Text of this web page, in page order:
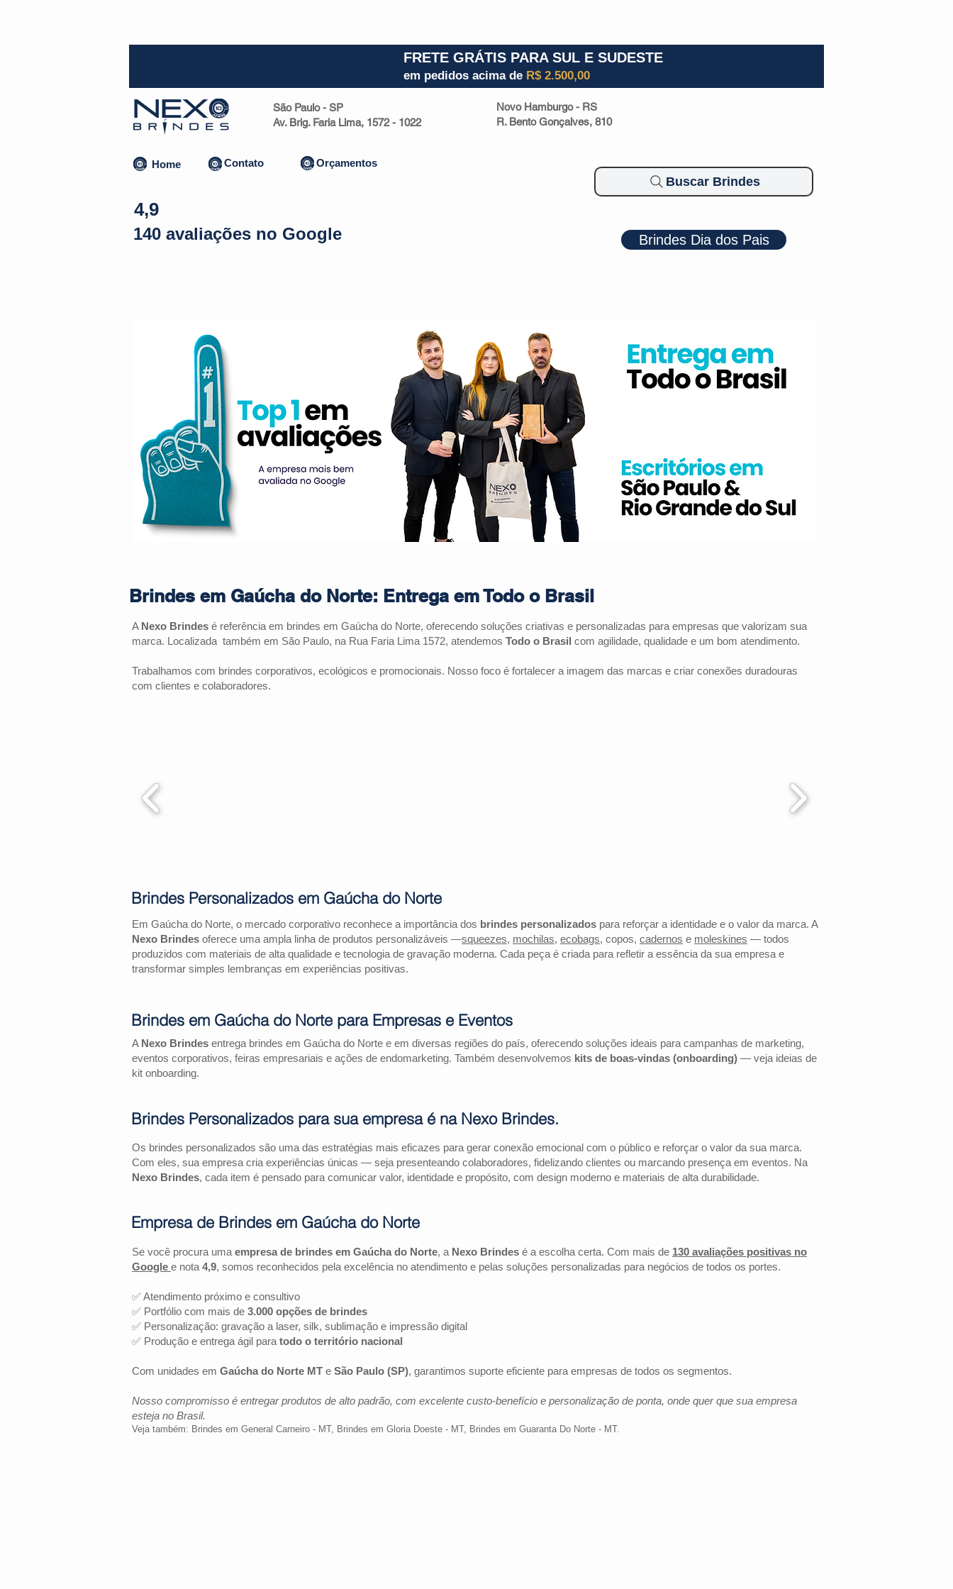
FRETE GRÁTIS PARA SUL E SUDESTE
em pedidos acima de R$ 2.500,00
São Paulo - SP
Av. Brig. Faria Lima, 1572 - 1022
Novo Hamburgo - RS
R. Bento Gonçalves, 810
Home Contato Orçamentos
4,9
140 avaliações no Google
Buscar Brindes
Brindes Dia dos Pais
Brindes em Gaúcha do Norte: Entrega em Todo o Brasil
A Nexo Brindes é referência em brindes em Gaúcha do Norte, oferecendo soluções criativas e personalizadas para empresas que valorizam sua
marca. Localizada também em São Paulo, na Rua Faria Lima 1572, atendemos Todo o Brasil com agilidade, qualidade e um bom atendimento.
Trabalhamos com brindes corporativos, ecológicos e promocionais. Nosso foco é fortalecer a imagem das marcas e criar conexões duradouras
com clientes e colaboradores.
Em Gaúcha do Norte, o mercado corporativo reconhece a importância dos brindes personalizados para reforçar a identidade e o valor da marca. A
Nexo Brindes oferece uma ampla linha de produtos personalizáveis —squeezes, mochilas, ecobags, copos, cadernos e moleskines — todos
produzidos com materiais de alta qualidade e tecnologia de gravação moderna. Cada peça é criada para refletir a essência da sua empresa e
transformar simples lembranças em experiências positivas.
A Nexo Brindes entrega brindes em Gaúcha do Norte e em diversas regiões do país, oferecendo soluções ideais para campanhas de marketing,
eventos corporativos, feiras empresariais e ações de endomarketing. Também desenvolvemos kits de boas-vindas (onboarding) — veja ideias de
kit onboarding.
Os brindes personalizados são uma das estratégias mais eficazes para gerar conexão emocional com o público e reforçar o valor da sua marca.
Com eles, sua empresa cria experiências únicas — seja presenteando colaboradores, fidelizando clientes ou marcando presença em eventos. Na
Nexo Brindes, cada item é pensado para comunicar valor, identidade e propósito, com design moderno e materiais de alta durabilidade.
Se você procura uma empresa de brindes em Gaúcha do Norte, a Nexo Brindes é a escolha certa. Com mais de 130 avaliações positivas no
Google e nota 4,9, somos reconhecidos pela excelência no atendimento e pelas soluções personalizadas para negócios de todos os portes.
✅ Atendimento próximo e consultivo
✅ Portfólio com mais de 3.000 opções de brindes
✅ Personalização: gravação a laser, silk, sublimação e impressão digital
✅ Produção e entrega ágil para todo o território nacional
Com unidades em Gaúcha do Norte MT e São Paulo (SP), garantimos suporte eficiente para empresas de todos os segmentos.
Nosso compromisso é entregar produtos de alto padrão, com excelente custo-benefício e personalização de ponta, onde quer que sua empresa
esteja no Brasil.
Veja também: Brindes em General Carneiro - MT, Brindes em Gloria Doeste - MT, Brindes em Guaranta Do Norte - MT.
Brindes Personalizados em Gaúcha do Norte
Brindes em Gaúcha do Norte para Empresas e Eventos
Brindes Personalizados para sua empresa é na Nexo Brindes.
Empresa de Brindes em Gaúcha do Norte